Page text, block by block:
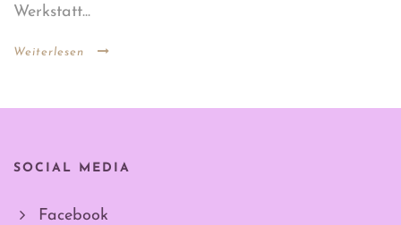
Werkstatt...
Weiterlesen
SOCIAL MEDIA
Facebook